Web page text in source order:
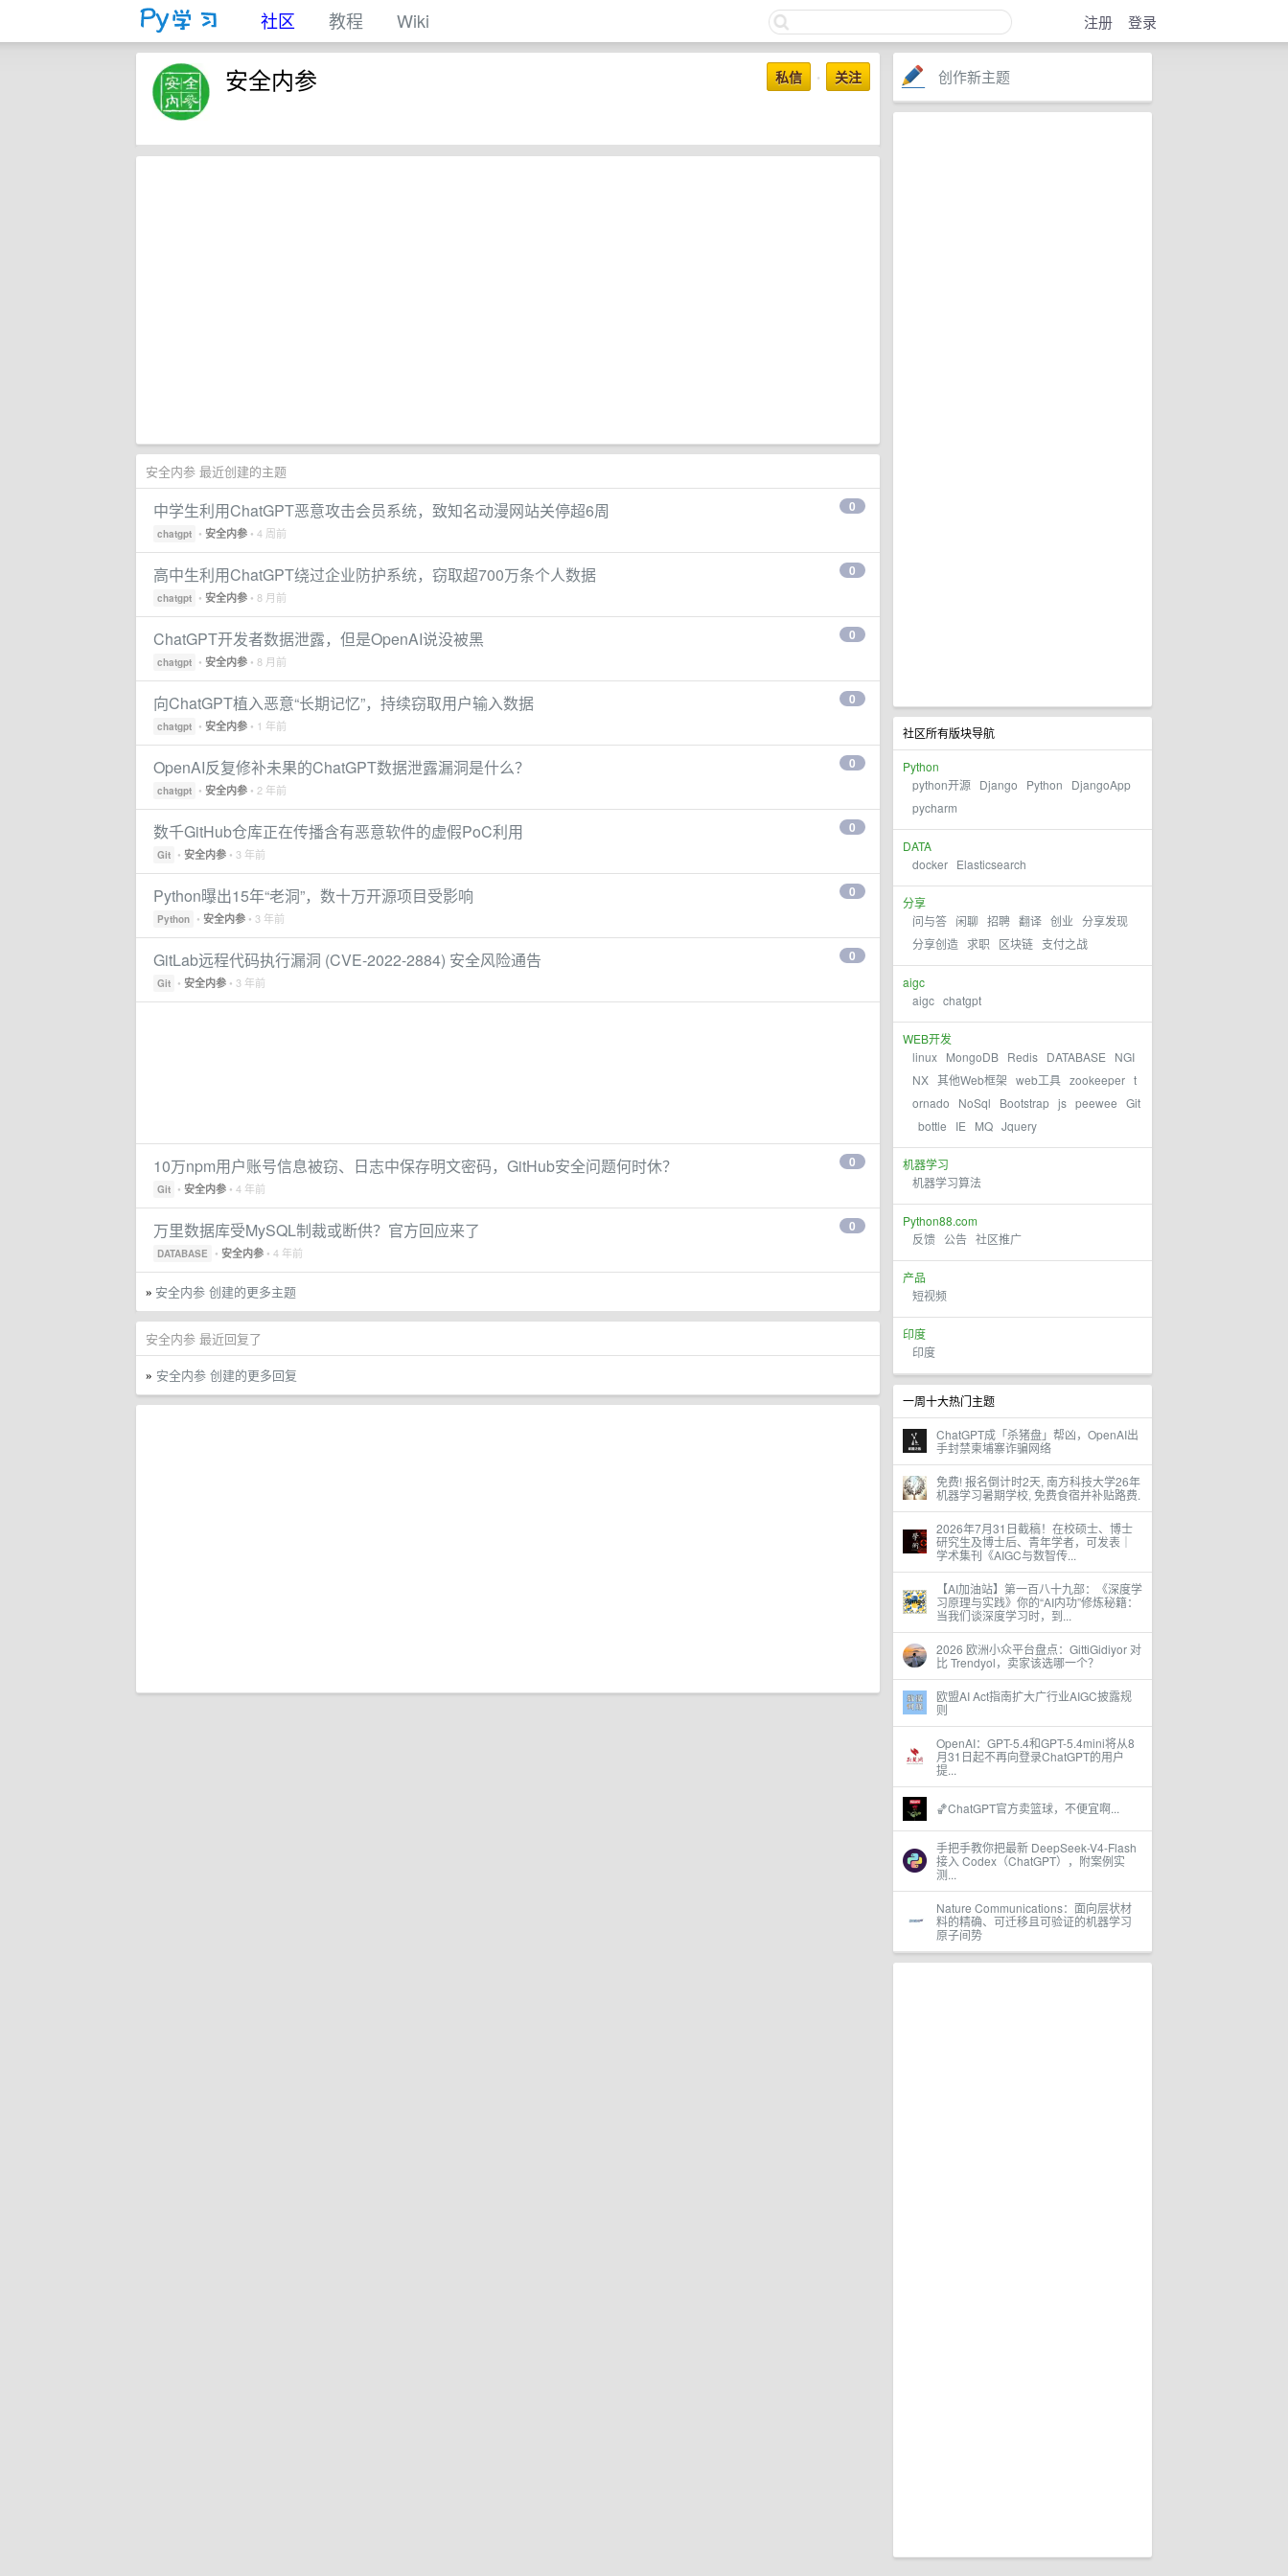
社区 教程 Wiki 注册 登录
创作新主题
社区所有版块导航
Python
python开源 Django Python
DjangoApp
pycharm
DATA
docker Elasticsearch
分享
问与答 闲聊 招聘 翻译 创业 分享发现
分享创造 求职 区块链 支付之战
aigc
aigc chatgpt
WEB开发
linux MongoDB Redis DATABASE
NGI
NX 其他Web框架 web工具 zookeeper t
ornado
NoSql Bootstrap js peewee Git
bottle
IE MQ Jquery
机器学习
机器学习算法
Python88.com
反馈 公告 社区推广
产品
短视频
印度
印度
一周十大热门主题
ChatGPT成「杀猪盘」帮凶，OpenAI出
手封禁柬埔寨诈骗网络
免费! 报名倒计时2天, 南方科技大学26年
机器学习暑期学校, 免费食宿并补贴路费.
2026年7月31日截稿！在校硕士、博士
研究生及博士后、青年学者，可发表｜
学术集刊《AIGC与数智传...
【AI加油站】第一百八十九部：《深度学
习原理与实践》你的“AI内功”修炼秘籍：
当我们谈深度学习时，到...
2026 欧洲小众平台盘点：GittiGidiyor 对
比 Trendyol，卖家该选哪一个？
欧盟AI Act指南扩大广行业AIGC披露规
则
OpenAI：GPT-5.4和GPT-5.4mini将从8
月31日起不再向登录ChatGPT的用户
提...
🏀ChatGPT官方卖篮球，不便宜啊...
手把手教你把最新 DeepSeek-V4-Flash
接入 Codex（ChatGPT），附案例实
测...
Nature Communications：面向层状材
料的精确、可迁移且可验证的机器学习
原子间势
私信 • 关注
安全内参
安全内参 最近创建的主题
0
中学生利用ChatGPT恶意攻击会员系统，致知名动漫网站关停超6周
chatgpt • 安全内参 • 4 周前
0
高中生利用ChatGPT绕过企业防护系统，窃取超700万条个人数据
chatgpt • 安全内参 • 8 月前
0
ChatGPT开发者数据泄露，但是OpenAI说没被黑
chatgpt • 安全内参 • 8 月前
0
向ChatGPT植入恶意“长期记忆”，持续窃取用户输入数据
chatgpt • 安全内参 • 1 年前
0
OpenAI反复修补未果的ChatGPT数据泄露漏洞是什么？
chatgpt • 安全内参 • 2 年前
0
数千GitHub仓库正在传播含有恶意软件的虚假PoC利用
Git • 安全内参 • 3 年前
0
Python曝出15年“老洞”，数十万开源项目受影响
Python • 安全内参 • 3 年前
0
GitLab远程代码执行漏洞 (CVE-2022-2884) 安全风险通告
Git • 安全内参 • 3 年前
0
10万npm用户账号信息被窃、日志中保存明文密码，GitHub安全问题何时休？
Git • 安全内参 • 4 年前
0
万里数据库受MySQL制裁或断供？官方回应来了
DATABASE • 安全内参 • 4 年前
» 安全内参 创建的更多主题
安全内参 最近回复了
» 安全内参 创建的更多回复